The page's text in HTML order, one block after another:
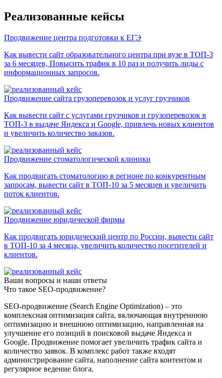
Реализованные кейсы
Продвижение центра подготовки к ЕГЭ
Как вывести сайт образовательного центра при вузе в ТОП-3
за 6 месяцев, Повысить трафик в 10 раз и получить лиды с
информационных запросов.
Продвижение сайта грузоперевозок и услуг грузчиков
Как вывести сайт с услугами грузчиков и грузоперевозок в
ТОП-3 в выдаче Яндекса и Google, привлечь новых клиентов
и увеличить количество заказов.
Продвижение стоматологической клиники
Как продвигать стоматологию в регионе по конкурентным
запросам, вывести сайт в ТОП-10 за 5 месяцев и увеличить
поток клиентов.
Продвижение юридической фирмы
Как продвигать юридический центр по России, вывести сайт
в ТОП-10 за 4 месяца, увеличить количество посетителей и
клиентов.
Ваши вопросы и наши ответы
Что такое SEO-продвижение?
SEO-продвижение (Search Engine Optimization) – это
комплексная оптимизация сайта, включающая внутреннюю
оптимизацию и внешнюю оптимизацию, направленная на
улучшение его позиций в поисковой выдаче Яндекса и
Google. Продвижение помогает увеличить трафик сайта и
количество заявок. В комплекс работ также входят
администрирование сайта, наполнение сайта контентом и
регулярное ведение блога.